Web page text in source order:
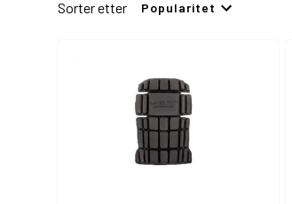
Sorter etter Popularitet